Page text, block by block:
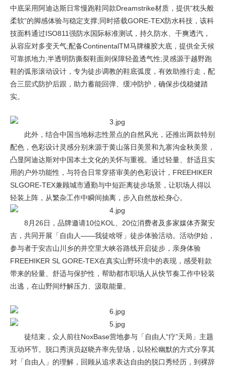
中底采用阿迪达斯日常慢跑鞋同款Dreamstrike材质，提供“枕头般
柔软”的脚感体验与稳定支撑;同时搭载GORE-TEX防水科技，该科
技面料通过ISO811强防水国际标准测试，持久防水、干爽透汽，
从容应对多变天气;配备ContinentalTM马牌橡胶大底，提供全天候
可靠抓地力;半透明防撕裂鞋面则保障轻盈透气性;灵感源于越野跑
鞋的弧形滚动设计，专为徒步调教的鞋底弧度，有效助推行走，配
合三层式防护后跟，助力蓄能回弹、缓冲防护，确保步伐稳健踏
实。
此外，结合中国当地标志性景点的自然风光，还推出两款特别
配色，色彩设计灵感分别来源于黄山落日美景和九寨沟金秋美景，
凸显阿迪达斯对中国本土文化的关怀与重视。通过轻量、舒适且实
用的户外功能性，与符合日常穿搭审美的色彩设计，FREEHIKER
SLGORE-TEX兼顾城市通勤与中短距离徒步场景，让职场人得以
轻装上阵，从繁杂工作中瞬间抽离，步入自然放松身心。
8月26日，品牌邀请10位KOL、20位消费者及多家媒体齐聚安
吉，共同开展「自由人——我徒啥呀」徒步体验活动。活动伊始，
参与者于安吉山川乡的井空里大峡谷路线开启徒步，亲身体验
FREEHIKER SL GORE-TEX在真实山野环境中的表现，感受鞋款
带来的轻量、舒适与保护性，帮助都市职场人从快节奏工作中轻装
出逃，在山野间纾解压力、汲取能量。
徒结束，众人前往NoxBase营地参与「自由人“疗”天局」主题
互动环节。脱口秀演员赵晓卉率先登场，以轻松幽默的方式分享其
对「自由人」的理解，回顾从追求表达自由的脱口秀经历，到裸辞